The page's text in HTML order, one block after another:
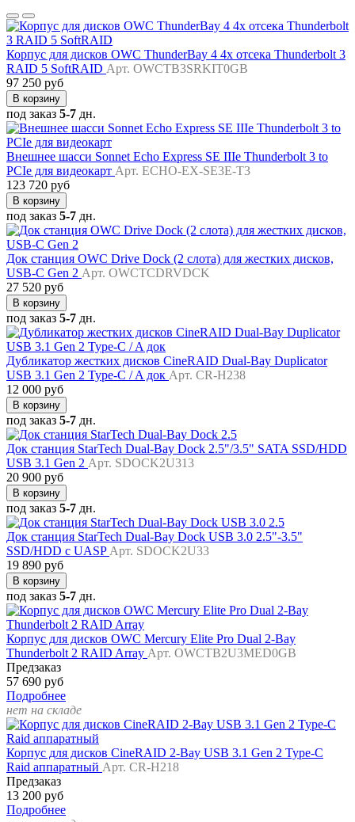
Корпус для дисков OWC ThunderBay 4 4x отсека Thunderbolt 3
RAID 5 SoftRAID Арт. OWCTB3SRKIT0GB
97 250 руб
В корзину
под заказ 5-7 дн.
Внешнее шасси Sonnet Echo Express SE IIIe Thunderbolt 3 to
PCIe для видеокарт Арт. ECHO-EX-SE3E-T3
123 720 руб
В корзину
под заказ 5-7 дн.
Док станция OWC Drive Dock (2 слота) для жестких дисков,
USB-C Gen 2 Арт. OWCTCDRVDCK
27 520 руб
В корзину
под заказ 5-7 дн.
Дубликатор жестких дисков CineRAID Dual-Bay Duplicator
USB 3.1 Gen 2 Type-C / A док Арт. CR-H238
12 000 руб
В корзину
под заказ 5-7 дн.
Док станция StarTech Dual-Bay Dock 2.5"/3.5" SATA SSD/HDD
USB 3.1 Gen 2 Арт. SDOCK2U313
20 900 руб
В корзину
под заказ 5-7 дн.
Док станция StarTech Dual-Bay Dock USB 3.0 2.5"-3.5"
SSD/HDD с UASP Арт. SDOCK2U33
19 890 руб
В корзину
под заказ 5-7 дн.
Корпус для дисков OWC Mercury Elite Pro Dual 2-Bay
Thunderbolt 2 RAID Array Арт. OWCTB2U3MED0GB
Предзаказ
57 690 руб
Подробнее
нет на складе
Корпус для дисков CineRAID 2-Bay USB 3.1 Gen 2 Type-C
Raid аппаратный Арт. CR-H218
Предзаказ
13 200 руб
Подробнее